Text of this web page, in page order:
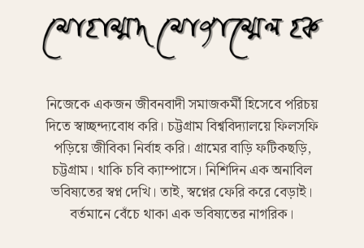
নিজেকে একজন জীবনবাদী সমাজকর্মী হিসেবে পরিচয়
দিতে স্বাচ্ছন্দ্যবোধ করি। চট্টগ্রাম বিশ্ববিদ্যালয়ে ফিলসফি
পড়িয়ে জীবিকা নির্বাহ করি। গ্রামের বাড়ি ফটিকছড়ি,
চট্টগ্রাম। থাকি চবি ক্যাম্পাসে। নিশিদিন এক অনাবিল
ভবিষ্যতের স্বপ্ন দেখি। তাই, স্বপ্নের ফেরি করে বেড়াই।
বর্তমানে বেঁচে থাকা এক ভবিষ্যতের নাগরিক।